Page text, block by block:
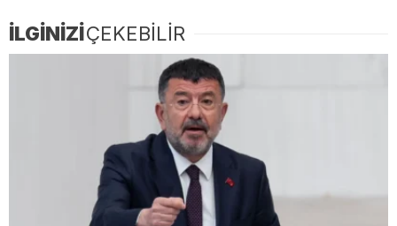
İLGİNİZİÇEKEBİLİR